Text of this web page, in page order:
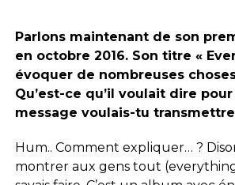
Parlons maintenant de son
en octobre 2016. Son titre «
évoquer de nombreuses
Qu’est-ce qu’il voulait dire
message voulais-tu
Hum.. Comment expliquer… ?
montrer aux gens tout